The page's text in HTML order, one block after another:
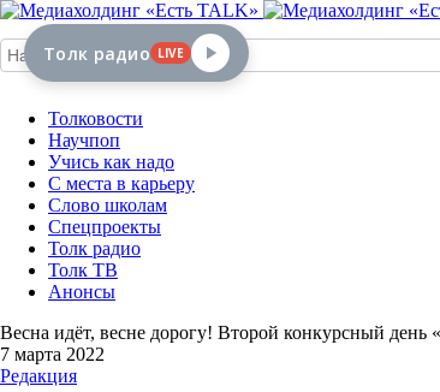
Толковости
Научпоп
Учись как надо
С места в карьеру
Слово школам
Спецпроекты
Толк радио
Толк ТВ
Анонсы
Весна идёт, весне дорогу! Второй конкурсный день
7 марта 2022
Редакция
Толк радио LIVE